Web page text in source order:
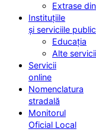
Extrase
Instituțiile
și serviciile
Educația
Alte
Servicii
online
Nomenclatura
stradală
Monitorul
Oficial Local